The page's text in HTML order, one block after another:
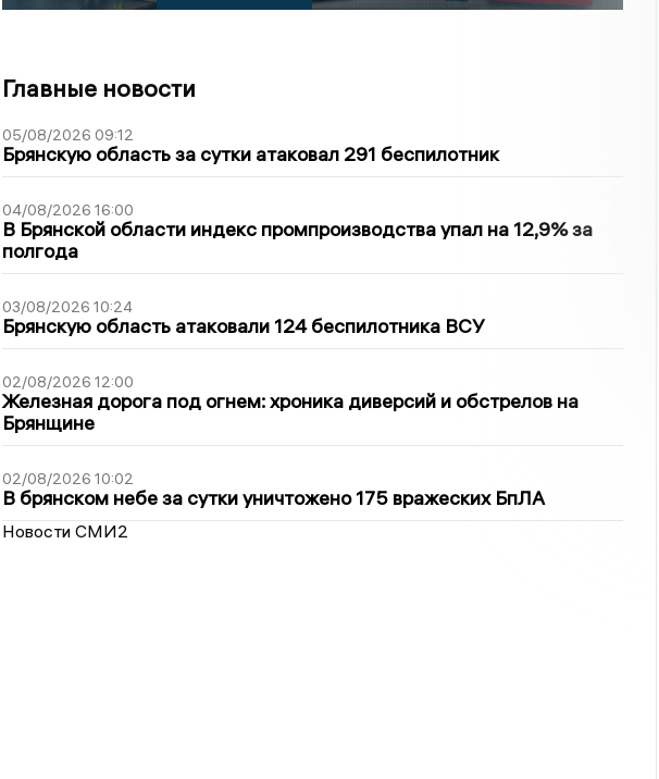
Главные новости
05/08/2026 09:12
Брянскую область за сутки атаковал 291 беспилотник
04/08/2026 16:00
В Брянской области индекс промпроизводства упал на 12,9% за
полгода
03/08/2026 10:24
Брянскую область атаковали 124 беспилотника ВСУ
02/08/2026 12:00
Железная дорога под огнем: хроника диверсий и обстрелов на
Брянщине
02/08/2026 10:02
В брянском небе за сутки уничтожено 175 вражеских БпЛА
Новости СМИ2